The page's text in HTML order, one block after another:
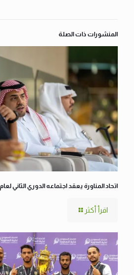
المنشورات ذات الصلة
اتحاد المناورة يعقد اجتماعه الدوري الثاني لعام 2026
اقرأ أكثر